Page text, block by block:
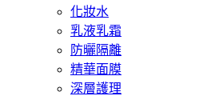
化妝水
乳液乳霜
防曬隔離
精華面膜
深層護理